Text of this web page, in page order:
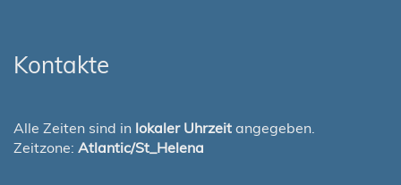
Kontakte
Alle Zeiten sind in lokaler Uhrzeit angegeben.
Zeitzone: Atlantic/St_Helena